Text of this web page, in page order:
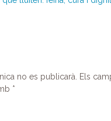
no es publicarà. Els
*